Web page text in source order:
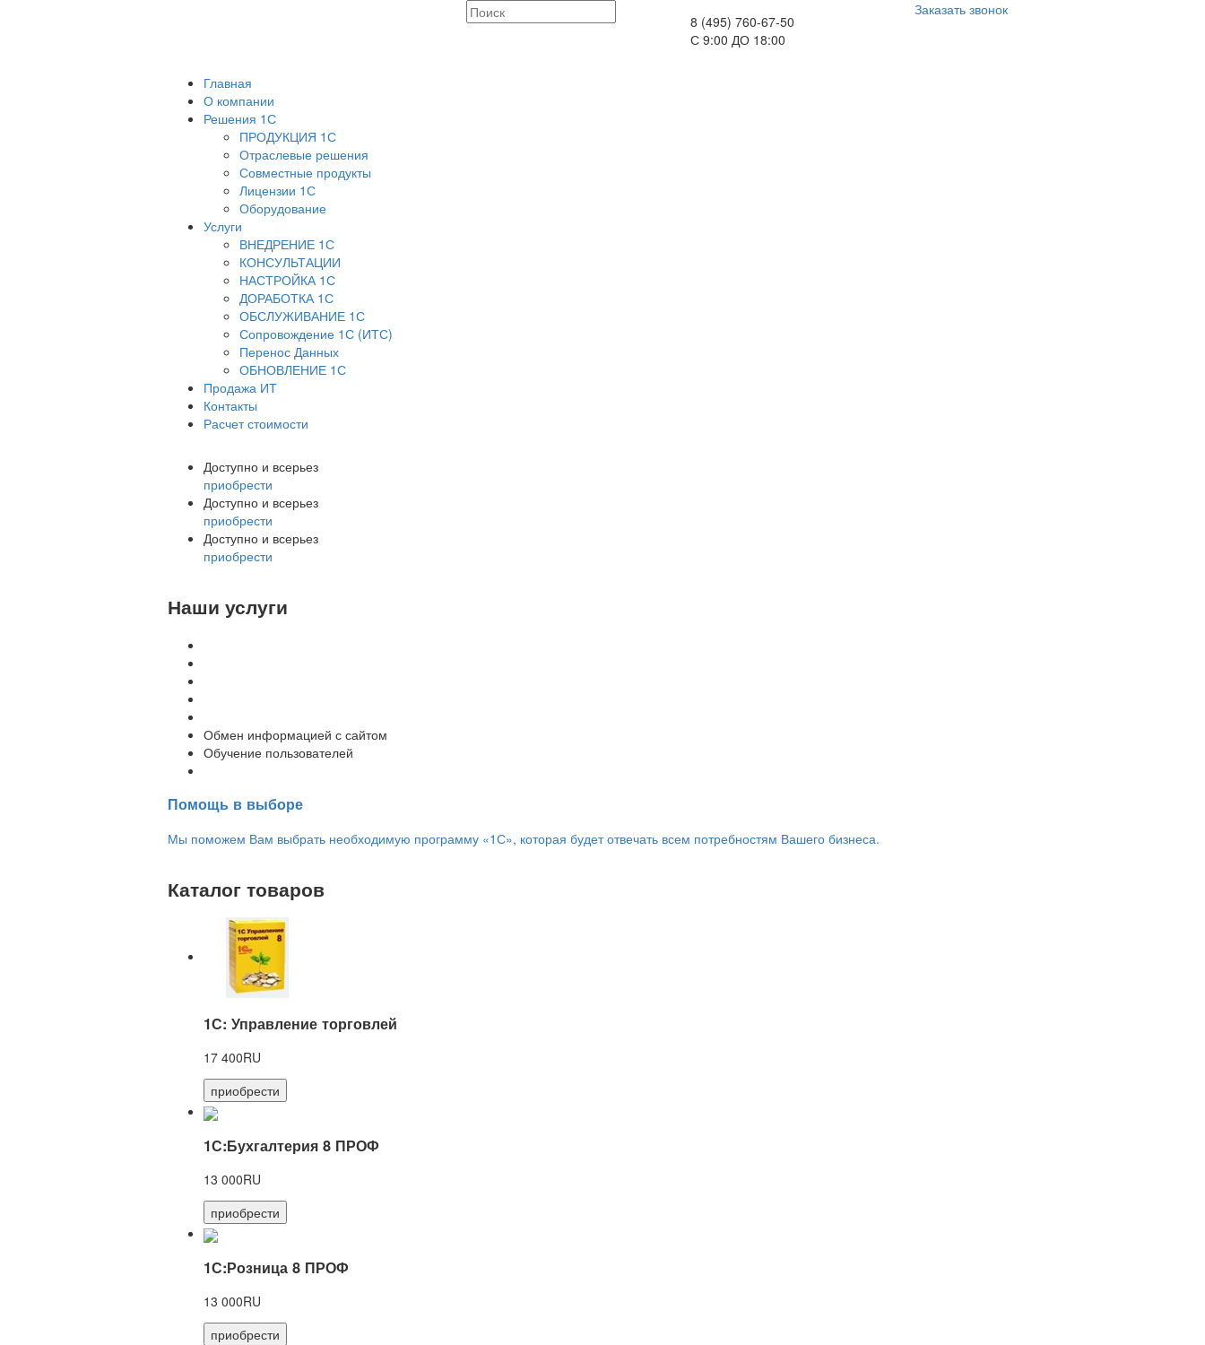
8 (495) 760-67-50
С 9:00 ДО 18:00
Заказать звонок
Главная
О компании
Решения 1С
ПРОДУКЦИЯ 1С
Отраслевые решения
Совместные продукты
Лицензии 1С
Оборудование
Услуги
ВНЕДРЕНИЕ 1С
КОНСУЛЬТАЦИИ
НАСТРОЙКА 1С
ДОРАБОТКА 1С
ОБСЛУЖИВАНИЕ 1С
Сопровождение 1С (ИТС)
Перенос Данных
ОБНОВЛЕНИЕ 1С
Продажа ИТ
Контакты
Расчет стоимости
Доступно и всерьез
приобрести
Доступно и всерьез
приобрести
Доступно и всерьез
приобрести
Наши услуги
Обмен информацией с сайтом
Обучение пользователей
Помощь в выборе
Мы поможем Вам выбрать необходимую программу «1С», которая будет отвечать всем потребностям Вашего бизнеса.
Каталог товаров
1С: Управление торговлей
17 400RU
приобрести
1С:Бухгалтерия 8 ПРОФ
13 000RU
приобрести
1С:Розница 8 ПРОФ
13 000RU
приобрести